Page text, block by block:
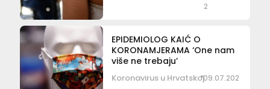
2
EPIDEMIOLOG KAIĆ O
KORONAMJERAMA ‘One nam
više ne trebaju’
Koronavirus u Hrvatskoj09.07.202